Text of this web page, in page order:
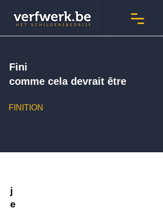
Fini
comme cela devrait être
FINITION
j
e